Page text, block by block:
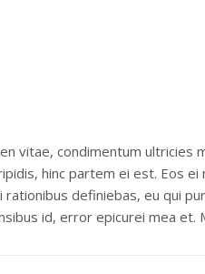
vitae, condimentum
hinc partem ei est. Eos
definiebas, eu qui
id, error epicurei mea